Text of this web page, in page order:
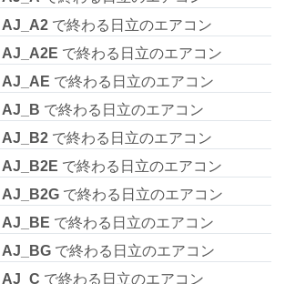
AJ_A2 で終わる日立のエアコン
AJ_A2E で終わる日立のエアコン
AJ_AE で終わる日立のエアコン
AJ_B で終わる日立のエアコン
AJ_B2 で終わる日立のエアコン
AJ_B2E で終わる日立のエアコン
AJ_B2G で終わる日立のエアコン
AJ_BE で終わる日立のエアコン
AJ_BG で終わる日立のエアコン
AJ_C で終わる日立のエアコン